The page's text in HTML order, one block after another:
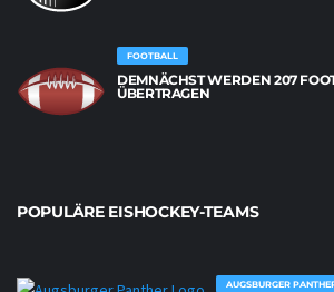
FOOTBALL
DEMNÄCHST WERDEN 207
ÜBERTRAGEN
POPULÄRE EISHOCKEY-TEAMS
AUGSBURGER